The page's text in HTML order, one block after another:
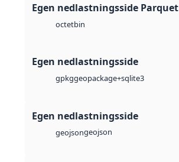
Egen nedlastningsside Parquet
octetbin
Egen nedlastningsside
gpkggeopackage+sqlite3
Egen nedlastningsside
geojsongeojson